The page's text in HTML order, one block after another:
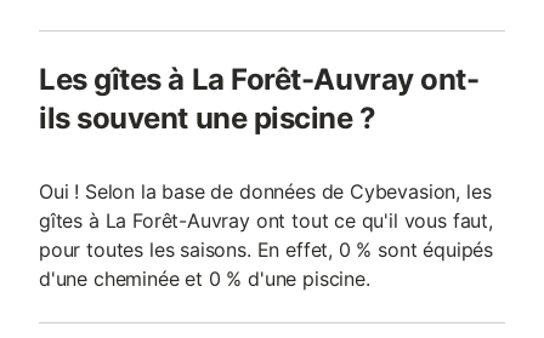
Les gîtes à La Forêt-Auvray ont-
ils souvent une piscine ?
Oui ! Selon la base de données de Cybevasion, les
gîtes à La Forêt-Auvray ont tout ce qu'il vous faut,
pour toutes les saisons. En effet, 0 % sont équipés
d'une cheminée et 0 % d'une piscine.